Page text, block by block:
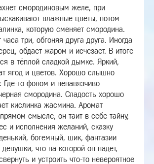
смородиновым желе, при
влажные цветы, потом
которую сменяет смородина.
часа три, обгоняя друга друга. Иногда
обдает жаром и исчезает. В итоге
в тёплой сладкой дымке. Яркий,
ягод и цветов. Хорошо слышно
Где-то фоном и ненавязчиво
смородина. Сладость хорошо
кислинка жасмина. Аромат
смысле, он таит в себе тайну,
и исполнения желаний, сказку
богемный, шик, фантазии
девушки, что на которой он надет,
и устроить что-то невероятное